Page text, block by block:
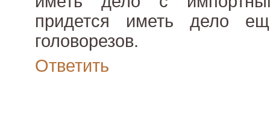
придется иметь дело
головорезов.
Ответить